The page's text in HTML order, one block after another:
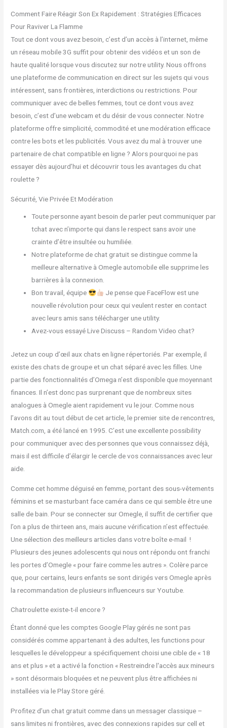
Comment Faire Réagir Son Ex Rapidement : Stratégies Efficaces
Pour Raviver La Flamme
Tout ce dont vous avez besoin, c’est d’un accès à l’internet, même
un réseau mobile 3G suffit pour obtenir des vidéos et un son de
haute qualité lorsque vous discutez sur notre utility. Nous offrons
une plateforme de communication en direct sur les sujets qui vous
intéressent, sans frontières, interdictions ou restrictions. Pour
communiquer avec de belles femmes, tout ce dont vous avez
besoin, c’est d’une webcam et du désir de vous connecter. Notre
plateforme offre simplicité, commodité et une modération efficace
contre les bots et les publicités. Vous avez du mal à trouver une
partenaire de chat compatible en ligne ? Alors pourquoi ne pas
essayer dès aujourd’hui et découvrir tous les avantages du chat
roulette ?
Sécurité, Vie Privée Et Modération
Toute personne ayant besoin de parler peut communiquer par
tchat avec n’importe qui dans le respect sans avoir une
crainte d’être insultée ou humiliée.
Notre plateforme de chat gratuit se distingue comme la
meilleure alternative à Omegle automobile elle supprime les
barrières à la connexion.
Bon travail, équipe
Je pense que FaceFlow est une
nouvelle révolution pour ceux qui veulent rester en contact
avec leurs amis sans télécharger une utility.
Avez-vous essayé Live Discuss – Random Video chat?
Jetez un coup d’œil aux chats en ligne répertoriés. Par exemple, il
existe des chats de groupe et un chat séparé avec les filles. Une
partie des fonctionnalités d’Omega n’est disponible que moyennant
finances. Il n’est donc pas surprenant que de nombreux sites
analogues à Omegle aient rapidement vu le jour. Comme nous
l’avons dit au tout début de cet article, le premier site de rencontres,
Match.com, a été lancé en 1995. C’est une excellente possibility
pour communiquer avec des personnes que vous connaissez déjà,
mais il est difficile d’élargir le cercle de vos connaissances avec leur
aide.
Comme cet homme déguisé en femme, portant des sous-vêtements
féminins et se masturbant face caméra dans ce qui semble être une
salle de bain. Pour se connecter sur Omegle, il suffit de certifier que
l’on a plus de thirteen ans, mais aucune vérification n’est effectuée.
Une sélection des meilleurs articles dans votre boîte e-mail !
Plusieurs des jeunes adolescents qui nous ont répondu ont franchi
les portes d’Omegle « pour faire comme les autres ». Colère parce
que, pour certains, leurs enfants se sont dirigés vers Omegle après
la recommandation de plusieurs influenceurs sur Youtube.
Chatroulette existe-t-il encore ?
Étant donné que les comptes Google Play gérés ne sont pas
considérés comme appartenant à des adultes, les functions pour
lesquelles le développeur a spécifiquement choisi une cible de « 18
ans et plus » et a activé la fonction « Restreindre l'accès aux mineurs
» sont désormais bloquées et ne peuvent plus être affichées ni
installées via le Play Store géré.
Profitez d’un chat gratuit comme dans un messager classique –
sans limites ni frontières, avec des connexions rapides sur cell et